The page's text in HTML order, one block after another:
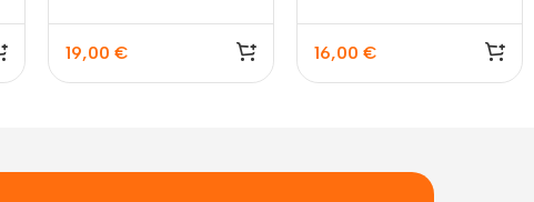
19,00 € 16,00 €